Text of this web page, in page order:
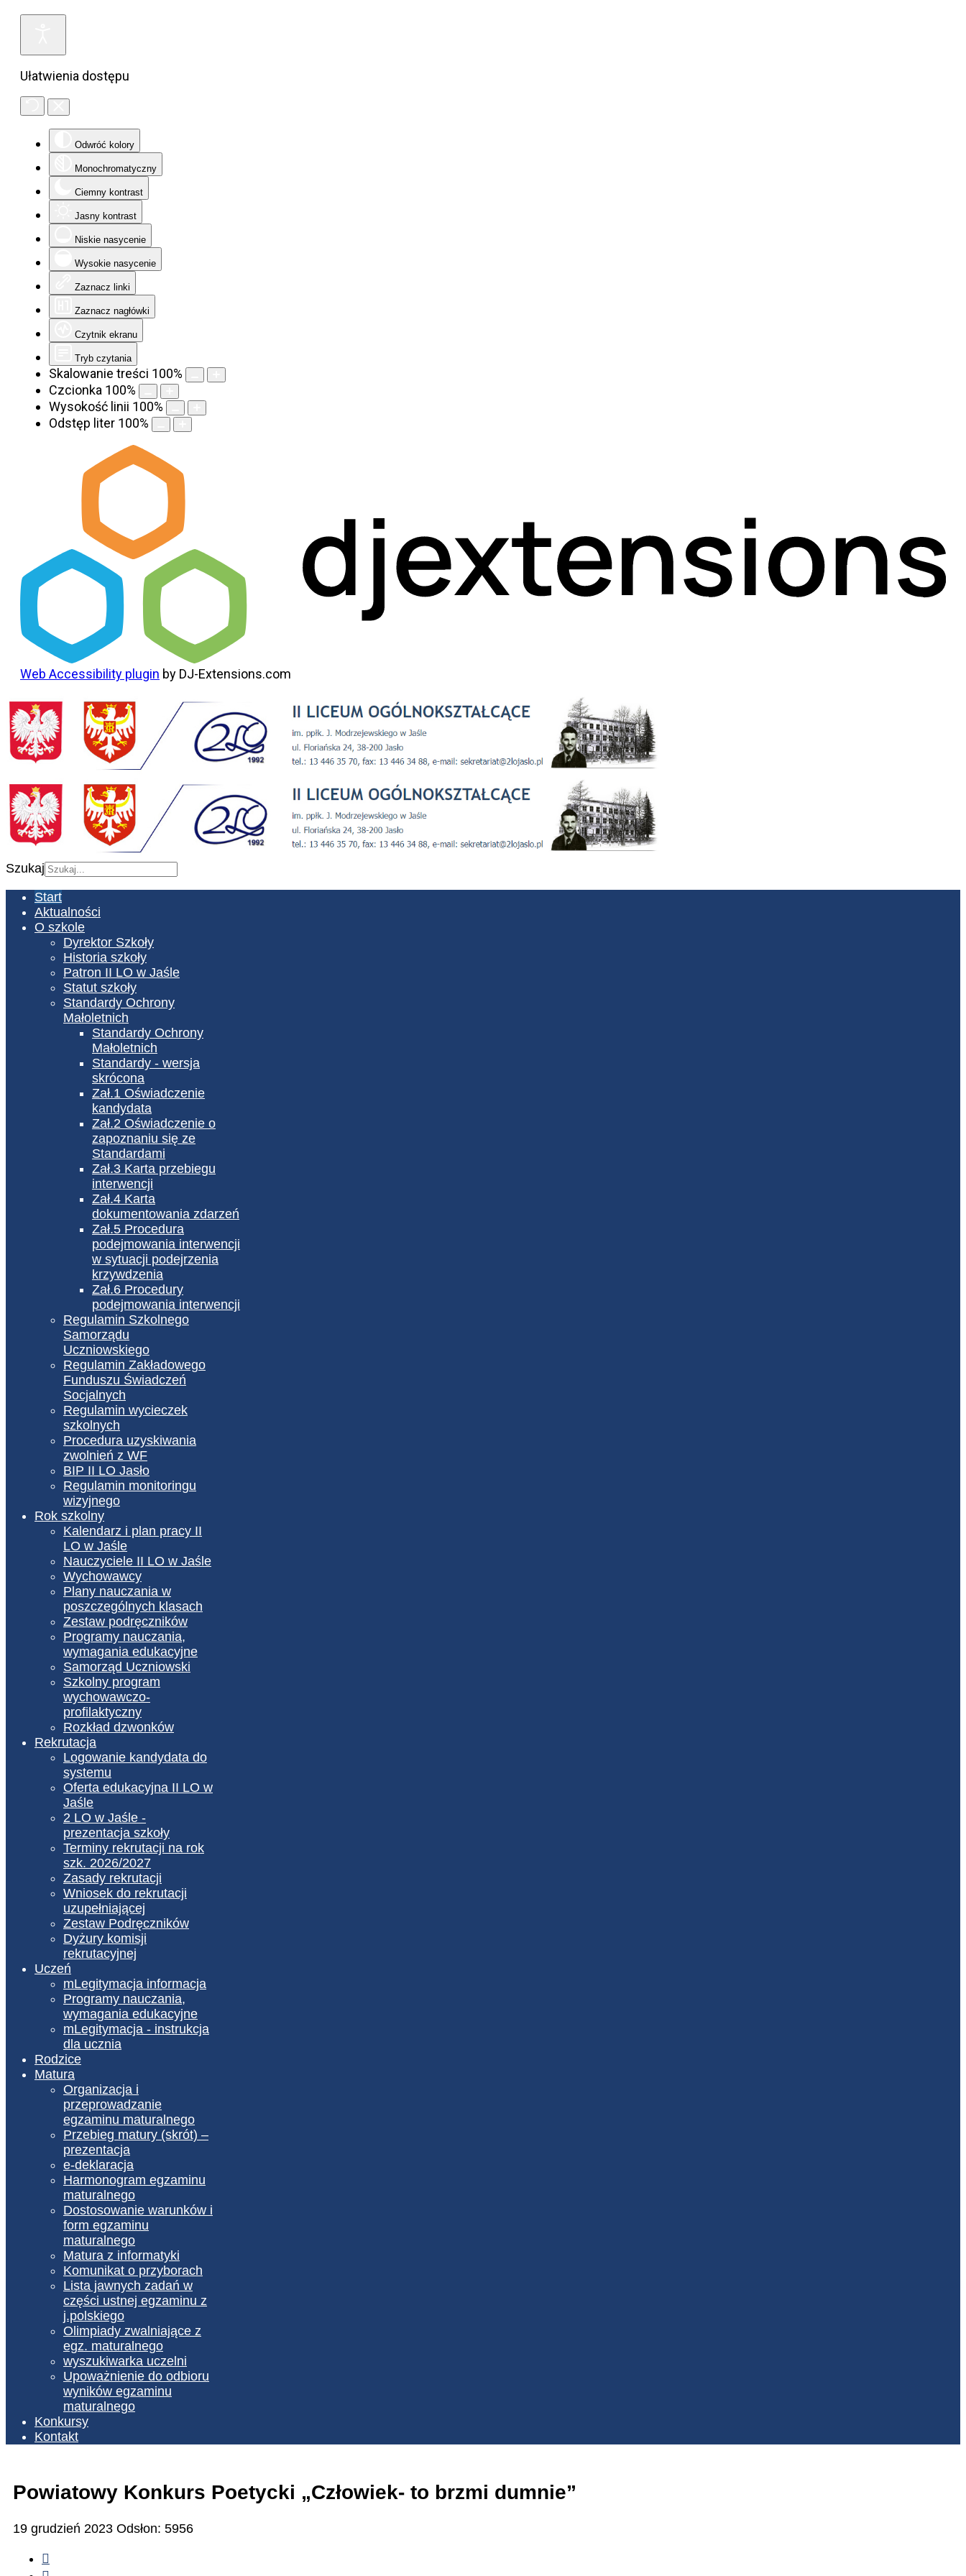
Ułatwienia dostępu
Odwróć kolory
Monochromatyczny
Ciemny kontrast
Jasny kontrast
Niskie nasycenie
Wysokie nasycenie
Zaznacz linki
Zaznacz nagłówki
Czytnik ekranu
Tryb czytania
Skalowanie treści 100%
Czcionka 100%
Wysokość linii 100%
Odstęp liter 100%
Web Accessibility plugin by DJ-Extensions.com
Szukaj
Start
Aktualności
O szkole
Dyrektor Szkoły
Historia szkoły
Patron II LO w Jaśle
Statut szkoły
Standardy Ochrony
Małoletnich
Standardy Ochrony
Małoletnich
Standardy - wersja
skrócona
Zał.1 Oświadczenie
kandydata
Zał.2 Oświadczenie o
zapoznaniu się ze
Standardami
Zał.3 Karta przebiegu
interwencji
Zał.4 Karta
dokumentowania zdarzeń
Zał.5 Procedura
podejmowania interwencji
w sytuacji podejrzenia
krzywdzenia
Zał.6 Procedury
podejmowania interwencji
Regulamin Szkolnego
Samorządu
Uczniowskiego
Regulamin Zakładowego
Funduszu Świadczeń
Socjalnych
Regulamin wycieczek
szkolnych
Procedura uzyskiwania
zwolnień z WF
BIP II LO Jasło
Regulamin monitoringu
wizyjnego
Rok szkolny
Kalendarz i plan pracy II
LO w Jaśle
Nauczyciele II LO w Jaśle
Wychowawcy
Plany nauczania w
poszczególnych klasach
Zestaw podręczników
Programy nauczania,
wymagania edukacyjne
Samorząd Uczniowski
Szkolny program
wychowawczo-
profilaktyczny
Rozkład dzwonków
Rekrutacja
Logowanie kandydata do
systemu
Oferta edukacyjna II LO w
Jaśle
2 LO w Jaśle -
prezentacja szkoły
Terminy rekrutacji na rok
szk. 2026/2027
Zasady rekrutacji
Wniosek do rekrutacji
uzupełniającej
Zestaw Podręczników
Dyżury komisji
rekrutacyjnej
Uczeń
mLegitymacja informacja
Programy nauczania,
wymagania edukacyjne
mLegitymacja - instrukcja
dla ucznia
Rodzice
Matura
Organizacja i
przeprowadzanie
egzaminu maturalnego
Przebieg matury (skrót) –
prezentacja
e-deklaracja
Harmonogram egzaminu
maturalnego
Dostosowanie warunków i
form egzaminu
maturalnego
Matura z informatyki
Komunikat o przyborach
Lista jawnych zadań w
części ustnej egzaminu z
j.polskiego
Olimpiady zwalniające z
egz. maturalnego
wyszukiwarka uczelni
Upoważnienie do odbioru
wyników egzaminu
maturalnego
Konkursy
Kontakt
Powiatowy Konkurs Poetycki „Człowiek- to brzmi dumnie”
19 grudzień 2023 Odsłon: 5956